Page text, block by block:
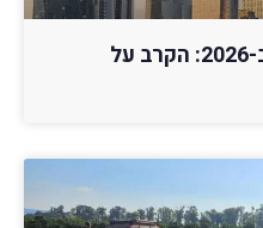
נדל"ן מסחרי מול מגורים ב-2026: הקרב על